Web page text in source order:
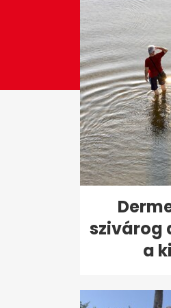
szivárog
a